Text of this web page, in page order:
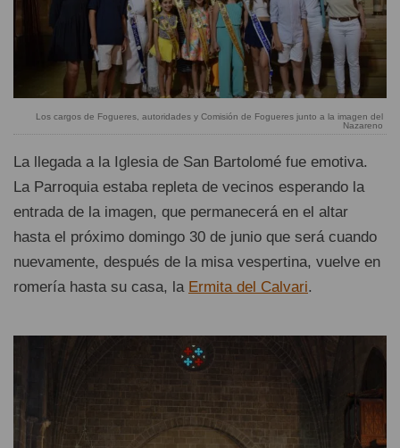
Los cargos de Fogueres, autoridades y Comisión de Fogueres junto a la imagen del
Nazareno
La llegada a la Iglesia de San Bartolomé fue emotiva.
La Parroquia estaba repleta de vecinos esperando la
entrada de la imagen, que permanecerá en el altar
hasta el próximo domingo 30 de junio que será cuando
nuevamente, después de la misa vespertina, vuelve en
romería hasta su casa, la Ermita del Calvari.